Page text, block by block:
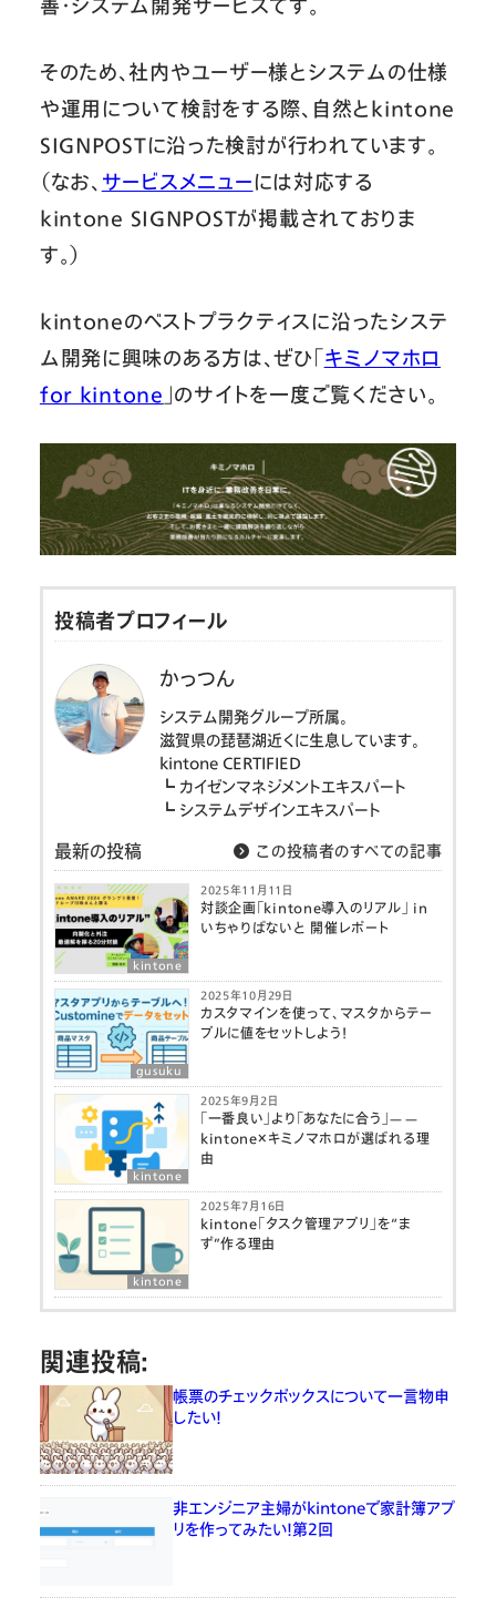
善・システム開発サービスです。
そのため、社内やユーザー様とシステムの仕様
や運用について検討をする際、自然とkintone
SIGNPOSTに沿った検討が行われています。
（なお、 サービスメニューには対応する
kintone SIGNPOSTが掲載されておりま
す。）
kintoneのベストプラクティスに沿ったシステ
ム開発に興味のある方は、ぜひ「キミノマホロ
for kintone 」のサイトを一度ご覧ください。
投稿者プロフィール
かっつん
システム開発グループ所属。
滋賀県の琵琶湖近くに生息しています。
kintone CERTIFIED
┗ カイゼンマネジメントエキスパート
┗ システムデザインエキスパート
最新の投稿 この投稿者のすべての記事
kintone
2025年11月11日
対談企画「kintone導入のリアル」 in
いちゃりばないと 開催レポート
gusuku
2025年10月29日
カスタマインを使って、マスタからテー
ブルに値をセットしよう！
kintone
2025年9月2日
「一番良い」より「あなたに合う」——
kintone×キミノマホロが選ばれる理
由
kintone
2025年7月16日
kintone「タスク管理アプリ」を“ま
ず”作る理由
関連投稿:
帳票のチェックボックスについて一言物申
したい！
非エンジニア主婦がkintoneで家計簿アプ
リを作ってみたい！第2回